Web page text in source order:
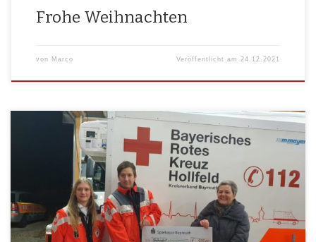
Frohe Weihnachten
von Marco Veröffentlicht am 24.12.2021
Das ers­te Advents­wo­chen­en­de barg ein paar tol­le Überraschungen.
Zuerst durf­te sich die Jugend­grup­pe und die Jugend­lei­tung des BRK
Holl­feld LogV über eine groß­zü­gi­ge Spen­de der Heinz Otto Stif­tung in
Höhe von 500€ freu­en. Natür­lich fand die Über­ga­be unter 2G Bedin­gun­
gen statt. Die Heinz Otto Stif­tung unter­stützt unse­re Jugend­ar­beit als
auch unse­re […]